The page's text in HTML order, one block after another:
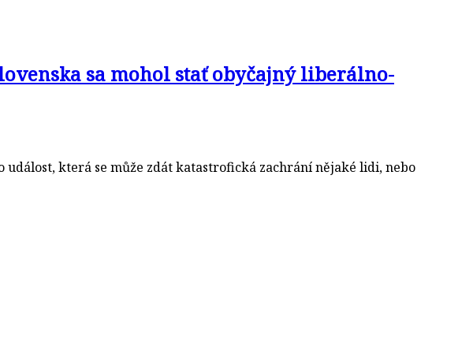
sa mohol stať obyčajný liberálno-
která se může zdát katastrofická zachrání nějaké lidi, nebo